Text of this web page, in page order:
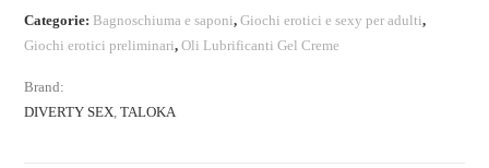
Categorie: Bagnoschiuma e saponi,Giochi erotici e sexy per adulti,
Giochi erotici preliminari,Oli Lubrificanti Gel Creme
Brand:
DIVERTY SEX,TALOKA